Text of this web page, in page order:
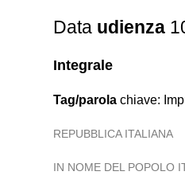
Data udienza
Integrale
Tag/parola chiave:
REPUBBLICA ITALIANA
IN NOME DEL POPOLO